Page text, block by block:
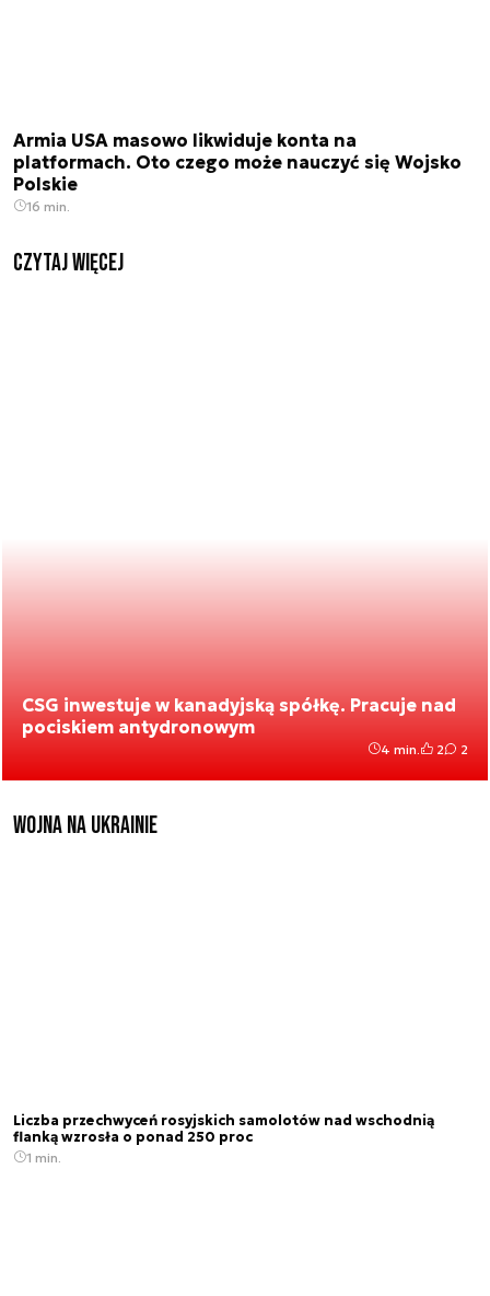
Armia USA masowo likwiduje konta na
platformach. Oto czego może nauczyć się Wojsko
Polskie
16 min.
czytaj więcej
CSG inwestuje w kanadyjską spółkę. Pracuje nad
pociskiem antydronowym
4 min. 2 2
Wojna na Ukrainie
Liczba przechwyceń rosyjskich samolotów nad wschodnią
flanką wzrosła o ponad 250 proc
1 min.